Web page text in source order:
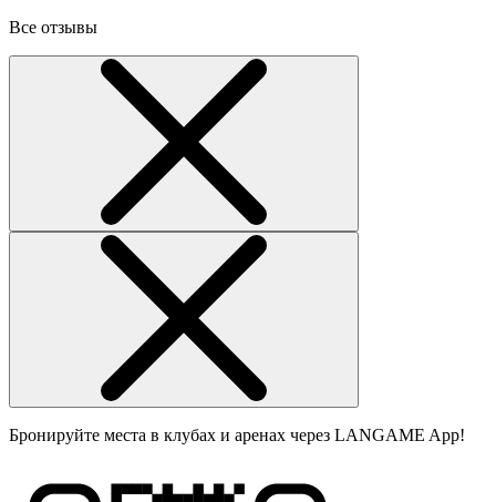
Все отзывы
Бронируйте места в клубах и аренах через LANGAME App!